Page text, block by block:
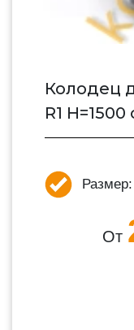
Колодец
R1
Размер:
От